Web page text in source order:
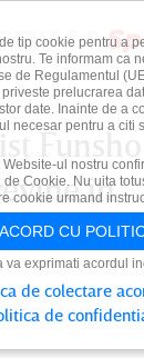
Funsho
în
DEPRIMA
tip cookie pentru a
Te informam ca
de Regulamentul
prelucrarea
date. Inainte de a
necesar pentru a citi
ul nostru
Cookie. Nu uita
cookie urmand
CU
va exprimati acordul
de colectare
de